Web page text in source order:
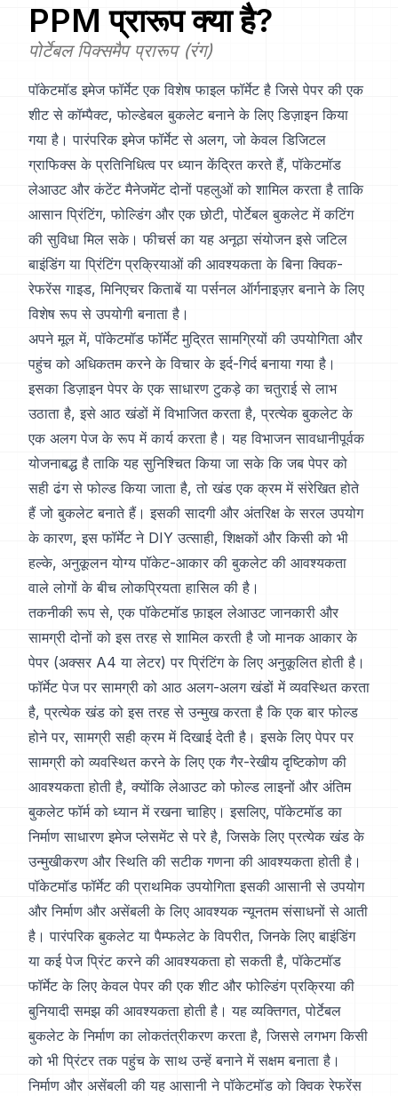
PPM प्रारूप क्या है?
पोर्टेबल पिक्समैप प्रारूप (रंग)
पॉकेटमॉड इमेज फॉर्मेट एक विशेष फाइल फॉर्मेट है जिसे पेपर की एक
शीट से कॉम्पैक्ट, फोल्डेबल बुकलेट बनाने के लिए डिज़ाइन किया
गया है। पारंपरिक इमेज फॉर्मेट से अलग, जो केवल डिजिटल
ग्राफिक्स के प्रतिनिधित्व पर ध्यान केंद्रित करते हैं, पॉकेटमॉड
लेआउट और कंटेंट मैनेजमेंट दोनों पहलुओं को शामिल करता है ताकि
आसान प्रिंटिंग, फोल्डिंग और एक छोटी, पोर्टेबल बुकलेट में कटिंग
की सुविधा मिल सके। फीचर्स का यह अनूठा संयोजन इसे जटिल
बाइंडिंग या प्रिंटिंग प्रक्रियाओं की आवश्यकता के बिना क्विक-
रेफरेंस गाइड, मिनिएचर किताबें या पर्सनल ऑर्गनाइज़र बनाने के लिए
विशेष रूप से उपयोगी बनाता है।
अपने मूल में, पॉकेटमॉड फॉर्मेट मुद्रित सामग्रियों की उपयोगिता और
पहुंच को अधिकतम करने के विचार के इर्द-गिर्द बनाया गया है।
इसका डिज़ाइन पेपर के एक साधारण टुकड़े का चतुराई से लाभ
उठाता है, इसे आठ खंडों में विभाजित करता है, प्रत्येक बुकलेट के
एक अलग पेज के रूप में कार्य करता है। यह विभाजन सावधानीपूर्वक
योजनाबद्ध है ताकि यह सुनिश्चित किया जा सके कि जब पेपर को
सही ढंग से फोल्ड किया जाता है, तो खंड एक क्रम में संरेखित होते
हैं जो बुकलेट बनाते हैं। इसकी सादगी और अंतरिक्ष के सरल उपयोग
के कारण, इस फॉर्मेट ने DIY उत्साही, शिक्षकों और किसी को भी
हल्के, अनुकूलन योग्य पॉकेट-आकार की बुकलेट की आवश्यकता
वाले लोगों के बीच लोकप्रियता हासिल की है।
तकनीकी रूप से, एक पॉकेटमॉड फ़ाइल लेआउट जानकारी और
सामग्री दोनों को इस तरह से शामिल करती है जो मानक आकार के
पेपर (अक्सर A4 या लेटर) पर प्रिंटिंग के लिए अनुकूलित होती है।
फॉर्मेट पेज पर सामग्री को आठ अलग-अलग खंडों में व्यवस्थित करता
है, प्रत्येक खंड को इस तरह से उन्मुख करता है कि एक बार फोल्ड
होने पर, सामग्री सही क्रम में दिखाई देती है। इसके लिए पेपर पर
सामग्री को व्यवस्थित करने के लिए एक गैर-रेखीय दृष्टिकोण की
आवश्यकता होती है, क्योंकि लेआउट को फोल्ड लाइनों और अंतिम
बुकलेट फॉर्म को ध्यान में रखना चाहिए। इसलिए, पॉकेटमॉड का
निर्माण साधारण इमेज प्लेसमेंट से परे है, जिसके लिए प्रत्येक खंड के
उन्मुखीकरण और स्थिति की सटीक गणना की आवश्यकता होती है।
पॉकेटमॉड फॉर्मेट की प्राथमिक उपयोगिता इसकी आसानी से उपयोग
और निर्माण और असेंबली के लिए आवश्यक न्यूनतम संसाधनों से आती
है। पारंपरिक बुकलेट या पैम्फलेट के विपरीत, जिनके लिए बाइंडिंग
या कई पेज प्रिंट करने की आवश्यकता हो सकती है, पॉकेटमॉड
फॉर्मेट के लिए केवल पेपर की एक शीट और फोल्डिंग प्रक्रिया की
बुनियादी समझ की आवश्यकता होती है। यह व्यक्तिगत, पोर्टेबल
बुकलेट के निर्माण का लोकतंत्रीकरण करता है, जिससे लगभग किसी
को भी प्रिंटर तक पहुंच के साथ उन्हें बनाने में सक्षम बनाता है।
निर्माण और असेंबली की यह आसानी ने पॉकेटमॉड को क्विक रेफरेंस